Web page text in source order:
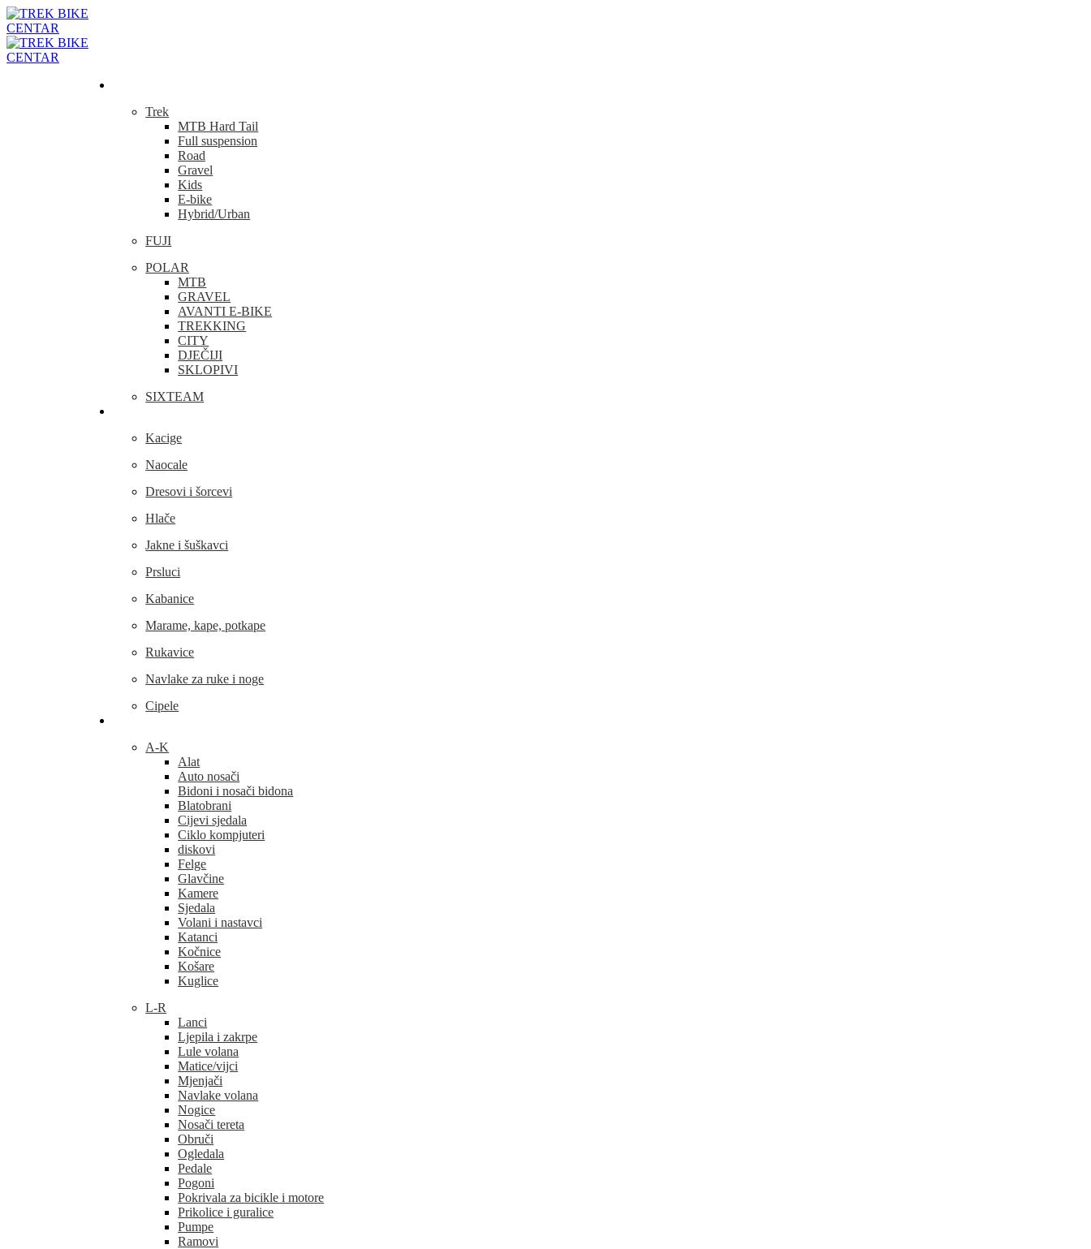
Trek
MTB Hard Tail
Full suspension
Road
Gravel
Kids
E-bike
Hybrid/Urban
FUJI
POLAR
MTB
GRAVEL
AVANTI E-BIKE
TREKKING
CITY
DJEČIJI
SKLOPIVI
SIXTEAM
Kacige
Naocale
Dresovi i šorcevi
Hlače
Jakne i šuškavci
Prsluci
Kabanice
Marame, kape, potkape
Rukavice
Navlake za ruke i noge
Cipele
A-K
Alat
Auto nosači
Bidoni i nosači bidona
Blatobrani
Cijevi sjedala
Ciklo kompjuteri
diskovi
Felge
Glavčine
Kamere
Sjedala
Volani i nastavci
Katanci
Kočnice
Košare
Kuglice
L-R
Lanci
Ljepila i zakrpe
Lule volana
Matice/vijci
Mjenjači
Navlake volana
Nogice
Nosači tereta
Obruči
Ogledala
Pedale
Pogoni
Pokrivala za bicikle i motore
Prikolice i guralice
Pumpe
Ramovi